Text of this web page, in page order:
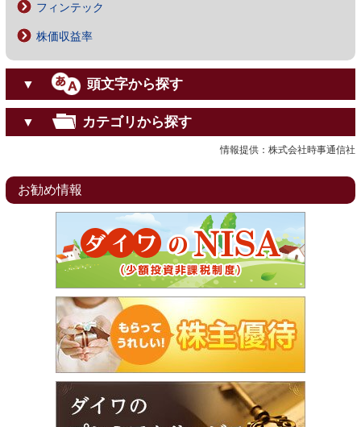
フィンテック
株価収益率
▼ 頭文字から探す
▼ カテゴリから探す
情報提供：株式会社時事通信社
お勧め情報